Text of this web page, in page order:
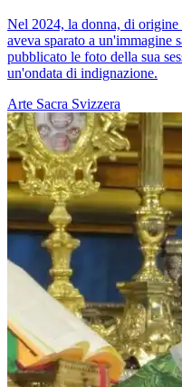
Nel 2024, la donna, di origine
aveva sparato a un'immagine
pubblicato le foto della sua
un'ondata di indignazione.
Arte Sacra Svizzera